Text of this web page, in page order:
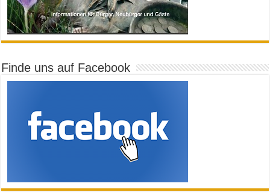
Finde uns auf Facebook